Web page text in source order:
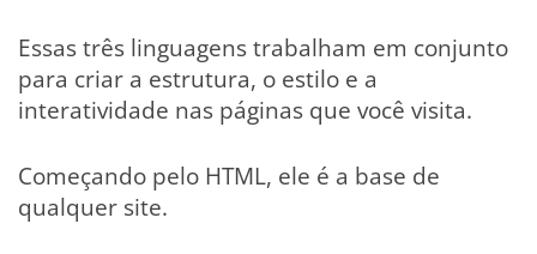
Essas três linguagens trabalham em conjunto
para criar a estrutura, o estilo e a
interatividade nas páginas que você visita.
Começando pelo HTML, ele é a base de
qualquer site.